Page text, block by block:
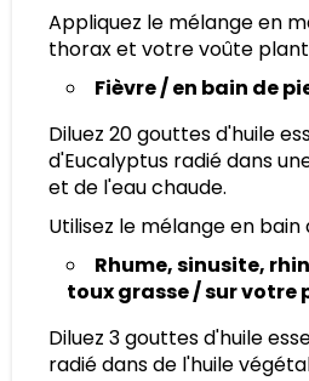
Appliquez le mélange en
thorax et votre voûte
Fièvre / en bain de
Diluez 20 gouttes d'huile
d'Eucalyptus radié dans
et de l'eau chaude.
Utilisez le mélange en bain
Rhume, sinusite,
toux grasse / sur votre
Diluez 3 gouttes d'huile
radié dans de l'huile